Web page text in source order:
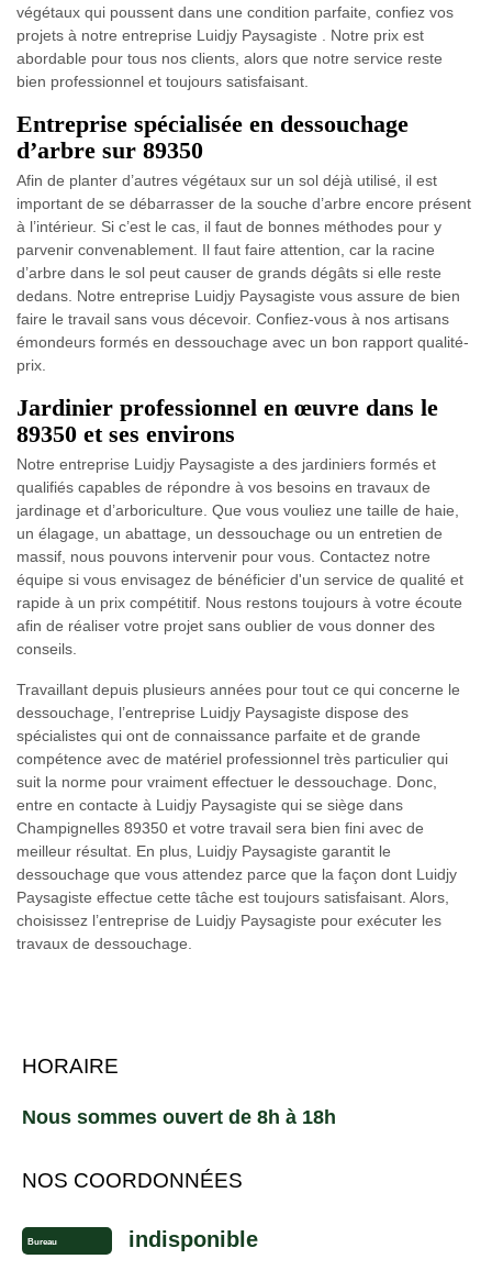
végétaux qui poussent dans une condition parfaite, confiez vos
projets à notre entreprise Luidjy Paysagiste . Notre prix est
abordable pour tous nos clients, alors que notre service reste
bien professionnel et toujours satisfaisant.
Entreprise spécialisée en dessouchage
d’arbre sur 89350
Afin de planter d’autres végétaux sur un sol déjà utilisé, il est
important de se débarrasser de la souche d’arbre encore présent
à l’intérieur. Si c’est le cas, il faut de bonnes méthodes pour y
parvenir convenablement. Il faut faire attention, car la racine
d’arbre dans le sol peut causer de grands dégâts si elle reste
dedans. Notre entreprise Luidjy Paysagiste vous assure de bien
faire le travail sans vous décevoir. Confiez-vous à nos artisans
émondeurs formés en dessouchage avec un bon rapport qualité-
prix.
Jardinier professionnel en œuvre dans le
89350 et ses environs
Notre entreprise Luidjy Paysagiste a des jardiniers formés et
qualifiés capables de répondre à vos besoins en travaux de
jardinage et d’arboriculture. Que vous vouliez une taille de haie,
un élagage, un abattage, un dessouchage ou un entretien de
massif, nous pouvons intervenir pour vous. Contactez notre
équipe si vous envisagez de bénéficier d'un service de qualité et
rapide à un prix compétitif. Nous restons toujours à votre écoute
afin de réaliser votre projet sans oublier de vous donner des
conseils.
Travaillant depuis plusieurs années pour tout ce qui concerne le
dessouchage, l’entreprise Luidjy Paysagiste dispose des
spécialistes qui ont de connaissance parfaite et de grande
compétence avec de matériel professionnel très particulier qui
suit la norme pour vraiment effectuer le dessouchage. Donc,
entre en contacte à Luidjy Paysagiste qui se siège dans
Champignelles 89350 et votre travail sera bien fini avec de
meilleur résultat. En plus, Luidjy Paysagiste garantit le
dessouchage que vous attendez parce que la façon dont Luidjy
Paysagiste effectue cette tâche est toujours satisfaisant. Alors,
choisissez l’entreprise de Luidjy Paysagiste pour exécuter les
travaux de dessouchage.
HORAIRE
Nous sommes ouvert de 8h à 18h
NOS COORDONNÉES
Bureau indisponible